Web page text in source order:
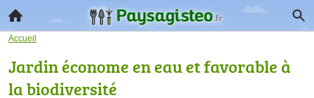
Accueil
Jardin économe en eau et favorable à
la biodiversité